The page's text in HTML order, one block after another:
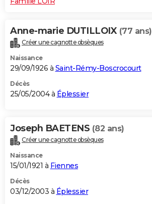
Anne-marie DUTILLOIX (77 ans)
Créer une cagnotte obsèques
Naissance
29/09/1926 à Saint-Rémy-Boscrocourt
Décès
25/05/2004 à Éplessier
Joseph BAETENS (82 ans)
Créer une cagnotte obsèques
Naissance
15/01/1921 à Fiennes
Décès
03/12/2003 à Éplessier